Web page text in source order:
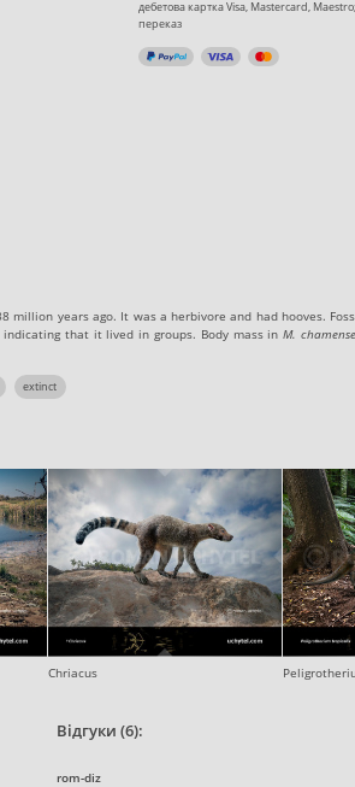
дебетова картка Visa, Mastercard,
переказ
million years ago. It was a herbivore and had hooves.
indicating that it lived in groups. Body mass inM. chamense
extinct
Chriacus
Відгуки (6):
rom-diz